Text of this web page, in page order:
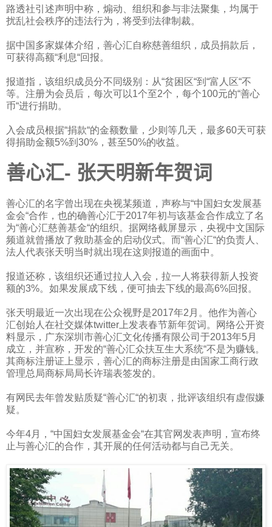
路透社引述声明中称，煽动、组织和参与非法聚集，均属于
扰乱社会秩序的违法行为，将受到法律制裁。
据中国多家媒体介绍，善心汇自称慈善组织，成员捐款后，
可获得高额“利息“回报。
报道指，该组织成员分不同级别：从“贫困区“到“富人区“不
等。注册为会员后，每次可以1个至2个，每个100元的“善心
币“进行捐助。
入会成员根据“捐款“的金额数量，少则等几天，最多60天可获
得捐助金额5%到 30% ，甚至50%的收益。
善心汇- 张天明新年贺词
善心汇的名字曾出现在央视某频道，声称与“中国妇女发展基
金会“合作，也的确善心汇于2017年初与该基金合作成立了名
为“善心汇慈善基金“的组织。据网络截屏显示，央视中文国际
频道就曾播放了救助基金的启动仪式。而“善心汇“的负责人、
法人代表张天明当时就出现在这则报道的画面中。
报道还称，该组织还通过拉人入会，拉一人将获得新人投资
额的3%。如果发展成下线，便可抽去下线的最高6%回报。
张天明最近一次出现在公众视野是2017年2 月。他作为善心
汇创始人在社交媒体twitter 上发表春节新年贺词。网络公开资
料显示，广东深圳市善心汇文化传播有限公司于2013年5月
成立，并宣称，开发的“善心汇众扶互生大系统“不是为赚钱。
其商标注册证上显示，善心汇的商标注册是由国家工商行政
管理总局商标局局长许瑞表签发的。
有网民去年曾发贴质疑“善心汇“的初衷，批评该组织有虚假嫌
疑。
今年4月，“中国妇女发展基金会“在其官网发表声明，宣布终
止与善心汇的合作，其开展的任何活动都与自己无关。